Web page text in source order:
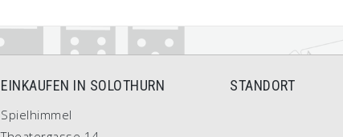
EINKAUFEN IN SOLOTHURN
Spielhimmel
STANDORT